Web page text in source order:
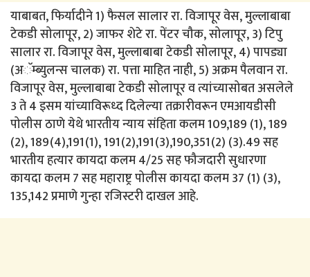
याबाबत, फिर्यादीने 1) फैसल सालार रा. विजापूर वेस, मुल्लाबाबा
टेकडी सोलापूर, 2) जाफर शेटे रा. पेंटर चौक, सोलापूर, 3) टिपु
सालार रा. विजापूर वेस, मुल्लाबाबा टेकडी सोलापूर, 4) पापड्या
(अॅम्ब्युलन्स चालक) रा. पत्ता माहित नाही, 5) अक्रम पैलवान रा.
विजापूर वेस, मुल्लाबाबा टेकडी सोलापूर व त्यांच्यासोबत असलेले
3 ते 4 इसम यांच्याविरूध्द दिलेल्या तक्रारीवरून एमआयडीसी
पोलीस ठाणे येथे भारतीय न्याय संहिता कलम 109,189 (1), 189
(2), 189(4),191(1), 191(2),191(3),190,351(2) (3).49 सह
भारतीय हत्यार कायदा कलम 4/25 सह फौजदारी सुधारणा
कायदा कलम 7 सह महाराष्ट्र पोलीस कायदा कलम 37 (1) (3),
135,142 प्रमाणे गुन्हा रजिस्टरी दाखल आहे.